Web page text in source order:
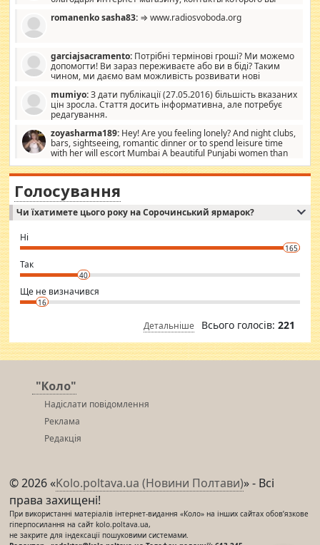
romanenko sasha83: ⇒ www.radiosvoboda.org
garciajsacramento: Потрібні термінові гроші? Ми можемо
допомогти! Ви зараз переживаєте або ви в біді? Таким
чином, ми даємо вам можливість розвивати нові
допомагати людям, які намагаються дати їм шанс. Кожен
заслуговує на другий шанс, і, оскільки влада не зможе, вони
повинні приймати від інших. Для нас нема багато суми, і зрілість
витрат, а тільки узгоджених сум і нічого іншого. Не чекайте і не
коментуйте цей пост. Введіть суму, яку ви хочете подати, і ми
зв'яжемося з вами з усіма варіантами. зв'яжіться з нами
сьогодні на garciajsacramento@gmail.com Вам потрібні термінові
гроші? Ми можемо допомогти!
mumiyo:З дати публікації (27.05.2016) більшість вказаних
цін зросла. Стаття досить інформативна, але потребує
редагування.
zoyasharma189: Hey! Are you feeling lonely? And night clubs,
bars, sightseeing, romantic dinner or to spend leisure time
with her will escort Mumbai A beautiful Punjabi women than
sexy escort companion in arms that you guys feel like 5 star luxury
hotel had to spend the night in their search for loved solitaire free
woman "Love Solitaire" beautiful figure and shapely body shapes.
Independent escort in Mumbai, truthful, friendly and cheerful girl.
WhatsApp via an easily can see the latest pictures of her body and the
want to meet new people. Sakshi Mirchandani health and figure
conscious in order to keep yourself fit and regularly go to the health
club.
⇒ sakshimirchandani.com
Голосування
Чи їхатимете цього року на Сорочинський ярмарок?
Ні
165
Так
40
Ще не визначився
16
Детальніше Всього голосів: 221
"Коло"
Надіслати повідомлення
Реклама
Редакція
© 2026 «Kolo.poltava.ua (Новини Полтави)» - Всі
права захищені!
При використанні матеріалів інтернет-видання «Коло» на інших сайтах обов’язкове
гіперпосилання на сайт kolo.poltava.ua,
не закрите для індексації пошуковими системами.